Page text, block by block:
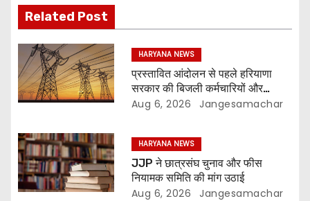
Related Post
HARYANA NEWS
प्रस्तावित आंदोलन से पहले हरियाणा
सरकार की बिजली कर्मचारियों और
इंजीनियरों से होगी वार्ता
Aug 6, 2026 Jangesamachar
HARYANA NEWS
JJP ने छात्रसंघ चुनाव और फीस
नियामक समिति की मांग उठाई
Aug 6, 2026 Jangesamachar